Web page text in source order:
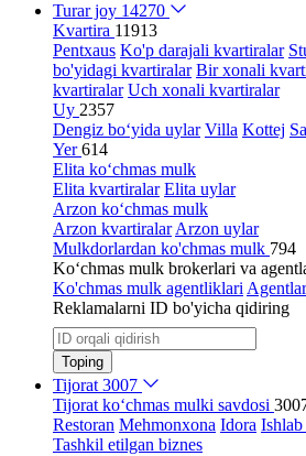
Turar joy 14270
Kvartira 11913
Pentxaus Ko'p darajali kvartiralar
bo'yidagi kvartiralar Bir xonali
kvartiralar Uch xonali kvartiralar
Uy 2357
Dengiz bo‘yida uylar Villa Kottej
Yer614
Elita ko‘chmas mulk
Elita kvartiralar Elita uylar
Arzon ko‘chmas mulk
Arzon kvartiralar Arzon uylar
Mulkdorlardan ko'chmas mulk 794
Ko‘chmas mulk brokerlari va
Ko'chmas mulk agentliklari Agentlar
Reklamalarni ID bo'yicha qidiring
Toping
Tijorat 3007
Tijorat ko‘chmas mulki savdosi
Restoran Mehmonxona Idora Ishlab
Tashkil etilgan biznes